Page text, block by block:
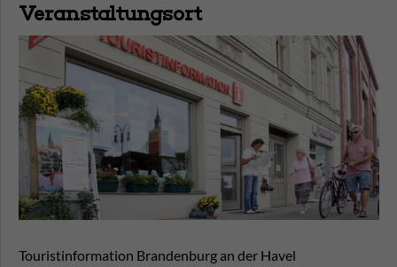
Veranstaltungsort
Touristinformation Brandenburg an der Havel